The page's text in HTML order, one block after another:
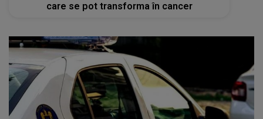
care se pot transforma în cancer